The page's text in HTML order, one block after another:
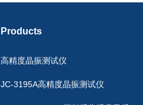
Products
高精度晶振测试仪
JC-3195A高精度晶振测试仪